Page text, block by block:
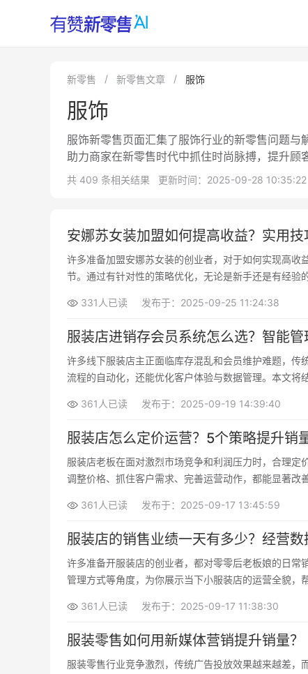
新零售 新零售文章 服饰
服饰
服饰新零售页面汇集了服饰行业的新零售问题与
助力商家在新零售时代中抓住时尚脉搏，提升顾
共 409 条相关结果 更新时间：2025-09-28 10:35:22
安娜苏女装加盟如何提高收益？实用技
许多准备加盟安娜苏女装的创业者，对于如何实现高
节。通过有针对性的策略优化，无论是新手还是有经验
331人已读 发布于：2025-09-25 11:24:38
服装店进销存会员系统怎么选？智能管
许多线下服装店主正面临库存混乱和会员维护难题，
流程的自动化，还能优化客户体验与数据管理。本文将
361人已读 发布于：2025-09-19 14:39:40
服装店怎么定价运营？5个策略提升销
服装店老板在面对激烈市场竞争和利润压力时，合理
调整价格、抓住客户需求、完善运营动作，都能显著改
361人已读 发布于：2025-09-17 13:45:59
服装店的销售业绩一天有多少？经营数
许多准备开服装店的创业者，都对零零后老板娘的日
管理方式等角度，为你展示当下小服装店的运营全貌，
361人已读 发布于：2025-09-17 11:38:30
服装零售如何用新媒体营销提升销量？
服装零售行业竞争激烈，传统广告投放效果越来越差